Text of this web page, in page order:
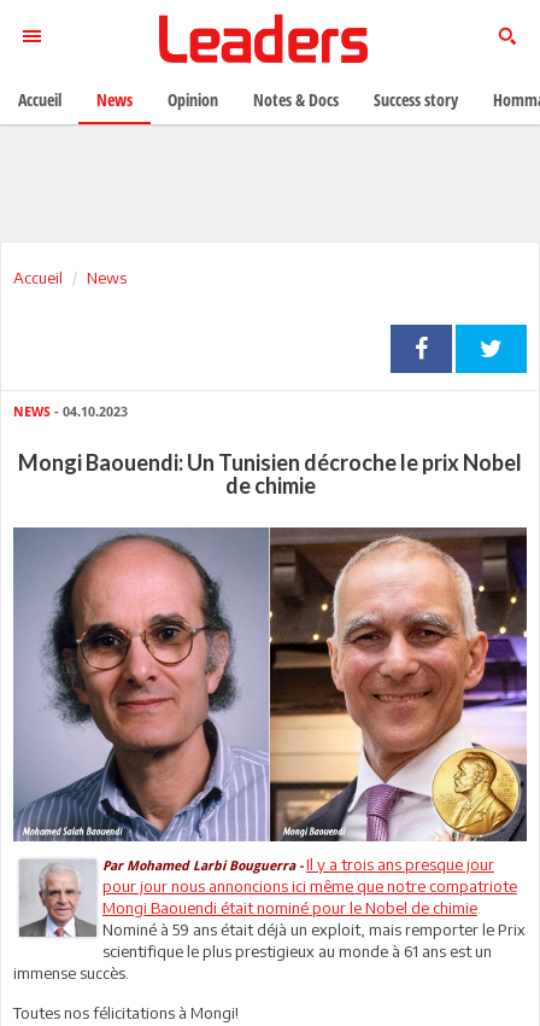
Accueil News
NEWS - 04.10.2023
Mongi Baouendi: Un Tunisien décroche le prix Nobel
de chimie
Par Mohamed Larbi Bouguerra - Il y a trois ans presque jour
pour jour nous annoncions ici même que notre compatriote
Mongi Baouendi était nominé pour le Nobel de chimie.
Nominé à 59 ans était déjà un exploit, mais remporter le Prix
scientifique le plus prestigieux au monde à 61 ans est un
immense succès.
Toutes nos félicitations à Mongi!
Accueil News Opinion Notes & Docs Success story